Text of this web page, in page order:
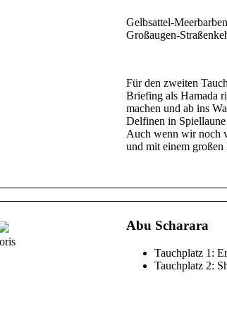
Gelbsattel-
Großaugen-
Für den zweiten
Briefing als Hamada
machen und ab ins
Delfinen in Spiellaune
Auch wenn wir noch
und mit einem
Abu Scharara
Tauchplatz 1:
Tauchplatz 2: